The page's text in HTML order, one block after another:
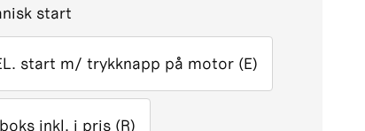
start
start m/ trykknapp på motor (E)
inkl. i pris (R)